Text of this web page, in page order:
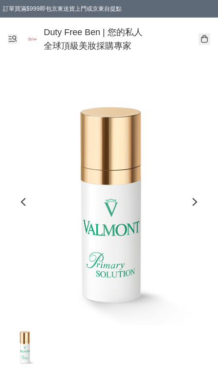
訂單買滿$999即包京東送貨上門或京東自提點
Duty Free Ben | 您的私人
全球頂級美妝採購專家